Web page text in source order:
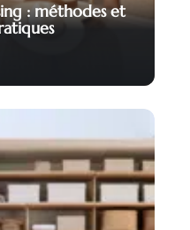
: méthodes et